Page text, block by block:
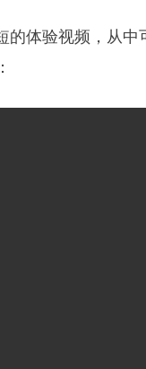
的体验视频，从中